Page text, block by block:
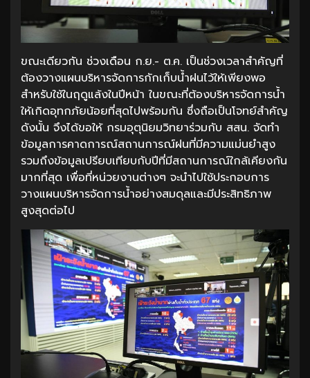
ขณะเดียวกัน ช่วงเดือน ก.ย.- ต.ค. เป็นช่วงเวลาสำคัญที่
ต้องวางแผนบริหารจัดการกักเก็บน้ำฝนไว้ให้เพียงพอ
สำหรับใช้ในฤดูแล้งในปีหน้า ในขณะที่ต้องบริหารจัดการน้ำ
ให้เกิดอุทกภัยน้อยที่สุดไปพร้อมกัน ซึ่งถือเป็นโจทย์สำคัญ
ดังนั้น จึงได้ขอให้ กรมอุตุนิยมวิทยาร่วมกับ สสน. จัดทำ
ข้อมูลการคาดการณ์สถานการณ์ฝนที่มีความแม่นยำสูง
รวมถึงข้อมูลเปรียบเทียบกับปีที่มีสถานการณ์ใกล้เคียงกัน
มากที่สุด เพื่อที่หน่วยงานต่างๆ จะนำไปใช้ประกอบการ
วางแผนบริหารจัดการน้ำอย่างสมดุลและมีประสิทธิภาพ
สูงสุดต่อไป